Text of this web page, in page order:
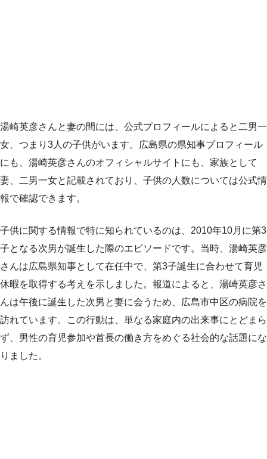
湯崎英彦さんと妻の間には、公式プロフィールによると二男一
女、つまり3人の子供がいます。広島県の県知事プロフィール
にも、湯崎英彦さんのオフィシャルサイトにも、家族として
妻、二男一女と記載されており、子供の人数については公式情
報で確認できます。
子供に関する情報で特に知られているのは、2010年10月に第3
子となる次男が誕生した際のエピソードです。当時、湯崎英彦
さんは広島県知事として在任中で、第3子誕生に合わせて育児
休暇を取得する考えを示しました。報道によると、湯崎英彦さ
んは午後に誕生した次男と妻に会うため、広島市中区の病院を
訪れています。この行動は、単なる家庭内の出来事にとどまら
ず、男性の育児参加や首長の働き方をめぐる社会的な話題にな
りました。